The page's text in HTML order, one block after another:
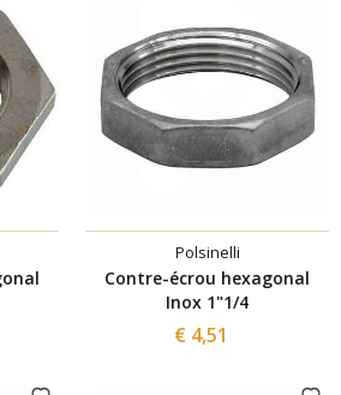
Polsinelli
Contre-écrou hexagonal
Inox 1"1/4
€ 4,51